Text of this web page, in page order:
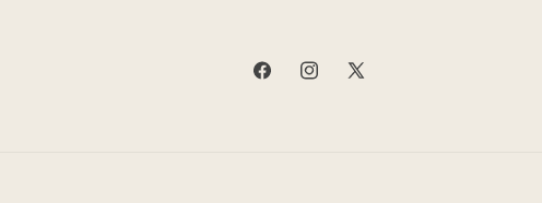
FacebookInstagram
X